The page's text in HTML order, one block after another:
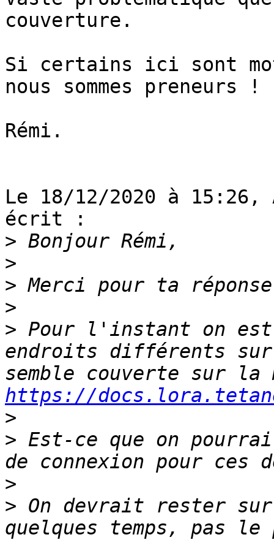
couverture.
Si certains ici sont
nous sommes preneurs
Rémi.
Le 18/12/2020 à
écrit :
>
>
>
>
> Pour l'instant on
endroits différents sur
https://
>
> Est-ce que on
>
> On devrait rester
quelques temps, pas